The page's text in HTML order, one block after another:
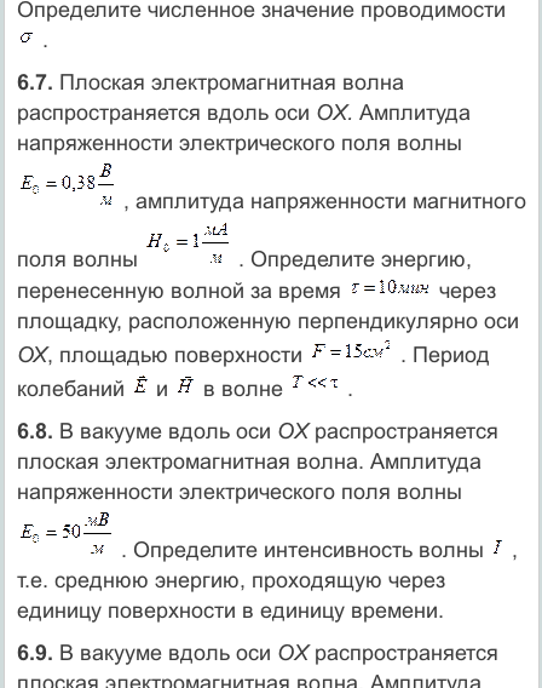
Определите численное значение проводимости
.
6.7. Плоская электромагнитная волна
распространяется вдоль оси OX. Амплитуда
напряженности электрического поля волны
, амплитуда напряженности магнитного
поля волны
. Определите энергию,
перенесенную волной за время
через
площадку, расположенную перпендикулярно оси
ОХ, площадью поверхности
. Период
колебаний
и в волне
.
6.8. В вакууме вдоль оси OXраспространяется
плоская электромагнитная волна. Амплитуда
напряженности электрического поля волны
. Определите интенсивность волны
,
т.е. среднюю энергию, проходящую через
единицу поверхности в единицу времени.
6.9. В вакууме вдоль оси OX распространяется